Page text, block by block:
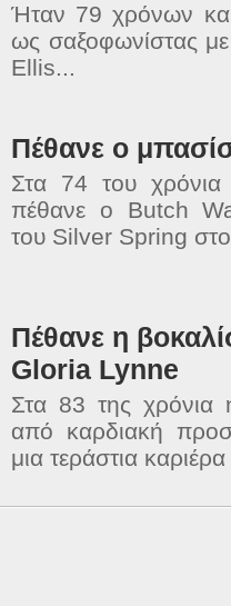
Ήταν 79 χρόνων
ως σαξοφωνίστας
Ellis...
Πέθανε ο
Στα 74 του χρόνια
πέθανε ο Butch
του Silver Spring
Πέθανε η
Gloria Lynne
Στα 83 της
από καρδιακή
μια τεράστια